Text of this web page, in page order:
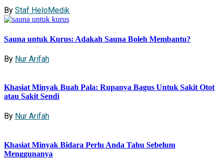
By Staf HeloMedik
Sauna untuk Kurus: Adakah Sauna Boleh Membantu?
By Nur Arifah
Khasiat Minyak Buah Pala: Rupanya Bagus Untuk Sakit Otot
atau Sakit Sendi
By Nur Arifah
Khasiat Minyak Bidara Perlu Anda Tahu Sebelum
Menggunanya